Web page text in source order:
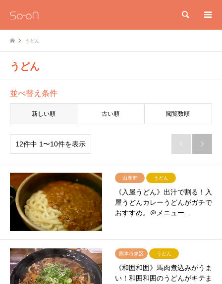
検索
うどん
うどん
並べ替え条件
新しい順 古い順 閲覧数順
12件中 1〜10件を表示  
山鹿市 うどん
《入屋うどん》出汁で割る！入
屋うどんカレーうどんがガチで
おすすめ。＠メニュー…
熊本市東区 うどん
《和囲和囲》馬肉煮込みがうま
い！和囲和囲のうどんがキテま